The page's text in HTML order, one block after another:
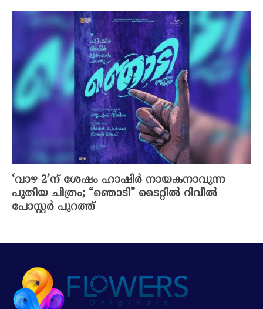
‘വാഴ 2’ന് ശേഷം ഹാഷിർ നായകനാവുന്ന
പുതിയ ചിത്രം; “ഞൊടി” ടൈറ്റിൽ റിവീൽ
പോസ്റ്റർ പുറത്ത്